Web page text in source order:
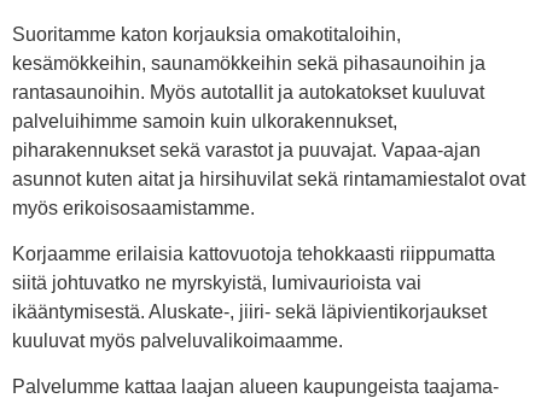
Suoritamme katon korjauksia omakotitaloihin,
kesämökkeihin, saunamökkeihin sekä pihasaunoihin ja
rantasaunoihin. Myös autotallit ja autokatokset kuuluvat
palveluihimme samoin kuin ulkorakennukset,
piharakennukset sekä varastot ja puuvajat. Vapaa-ajan
asunnot kuten aitat ja hirsihuvilat sekä rintamamiestalot ovat
myös erikoisosaamistamme.
Korjaamme erilaisia kattovuotoja tehokkaasti riippumatta
siitä johtuvatko ne myrskyistä, lumivaurioista vai
ikääntymisestä. Aluskate-, jiiri- sekä läpivientikorjaukset
kuuluvat myös palveluvalikoimaamme.
Palvelumme kattaa laajan alueen kaupungeista taajama-